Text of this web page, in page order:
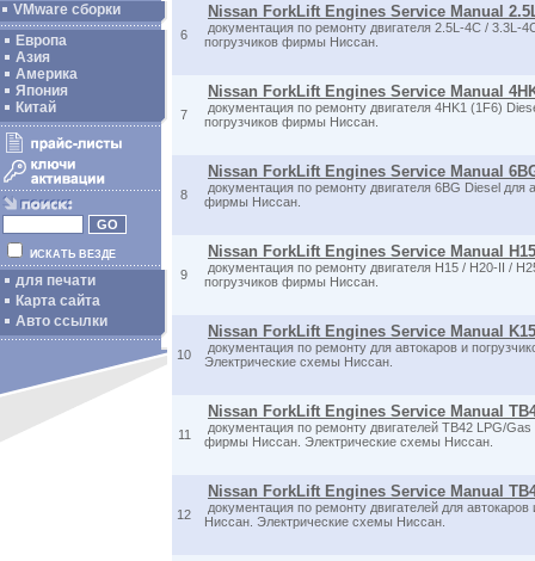
VMware сборки
Европа
Азия
Америка
Япония
Китай
ИСКАТЬ ВЕЗДЕ
для печати
Карта сайта
Авто ссылки
6
Nissan ForkLift Engines Service Manual
документация по ремонту двигателя 2.5L-4C / 3.3L-
погрузчиков фирмы Ниссан.
7
Nissan ForkLift Engines Service Manual
документация по ремонту двигателя 4HK1 (1F6)
погрузчиков фирмы Ниссан.
8
Nissan ForkLift Engines Service Manual
документация по ремонту двигателя 6BG Diesel для
фирмы Ниссан.
9
Nissan ForkLift Engines Service Manual
документация по ремонту двигателя H15 / H20-II /
погрузчиков фирмы Ниссан.
10
Nissan ForkLift Engines Service Manual
документация по ремонту для автокаров и
Электрические схемы Ниссан.
11
Nissan ForkLift Engines Service Manual
документация по ремонту двигателей TB42 LPG/Gas
фирмы Ниссан. Электрические схемы Ниссан.
12
Nissan ForkLift Engines Service Manual
документация по ремонту двигателей для
Ниссан. Электрические схемы Ниссан.